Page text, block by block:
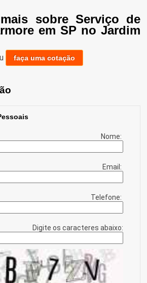
sobre Serviço de
em SP no Jardim
faça uma cotação
Nome:
Email:
Telefone:
Digite os caracteres abaixo: